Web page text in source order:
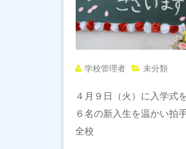
学校管理者 未分類
４月９日（火）に入学式
６名の新入生を温かい拍
全校